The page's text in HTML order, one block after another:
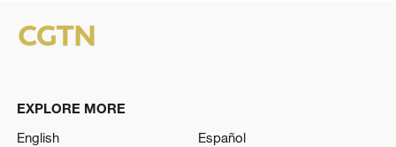
EXPLORE MORE
English
Español